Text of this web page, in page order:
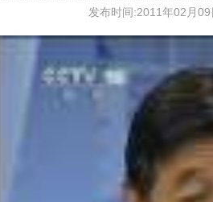
发布时间:2011年02月